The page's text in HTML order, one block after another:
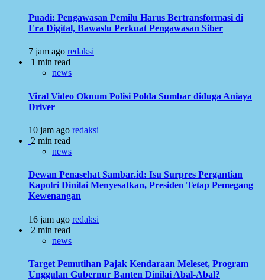
Puadi: Pengawasan Pemilu Harus Bertransformasi di
Era Digital, Bawaslu Perkuat Pengawasan Siber
7 jam ago redaksi
1 min read
news
Viral Video Oknum Polisi Polda Sumbar diduga Aniaya
Driver
10 jam ago redaksi
2 min read
news
Dewan Penasehat Sambar.id: Isu Surpres Pergantian
Kapolri Dinilai Menyesatkan, Presiden Tetap Pemegang
Kewenangan
16 jam ago redaksi
2 min read
news
Target Pemutihan Pajak Kendaraan Meleset, Program
Unggulan Gubernur Banten Dinilai Abal-Abal?